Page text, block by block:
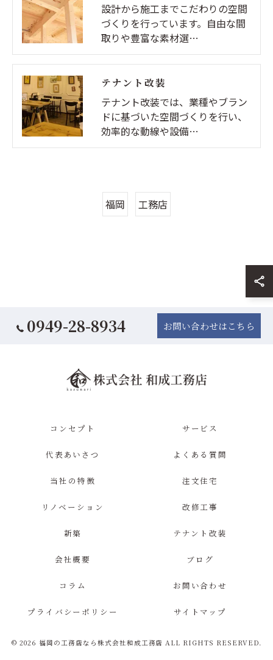
設計から施工までこだわりの空間
づくりを行っています。自由な間
取りや豊富な素材選…
テナント改装
テナント改装では、業種やブラン
ドに基づいた空間づくりを行い、
効率的な動線や設備…
福岡 工務店
0949-28-8934 お問い合わせはこちら
コンセプト サービス
代表あいさつ よくある質問
当社の特徴 注文住宅
リノベーション 改修工事
新築 テナント改装
会社概要 ブログ
コラム お問い合わせ
プライバシーポリシー サイトマップ
© 2026 福岡の工務店なら株式会社和成工務店 ALL RIGHTS RESERVED.